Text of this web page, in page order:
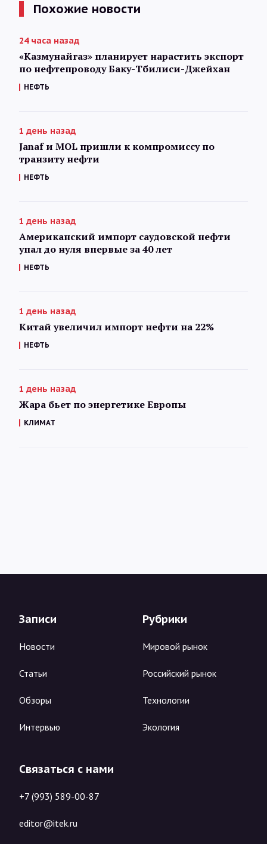
Похожие новости
24 часа назад
«Казмунайгаз» планирует нарастить экспорт
по нефтепроводу Баку-Тбилиси-Джейхан
НЕФТЬ
1 день назад
Janaf и MOL пришли к компромиссу по
транзиту нефти
НЕФТЬ
1 день назад
Американский импорт саудовской нефти
упал до нуля впервые за 40 лет
НЕФТЬ
1 день назад
Китай увеличил импорт нефти на 22%
НЕФТЬ
1 день назад
Жара бьет по энергетике Европы
КЛИМАТ
Записи
Новости
Статьи
Обзоры
Интервью
Рубрики
Мировой рынок
Российский рынок
Технологии
Экология
Связаться с нами
+7 (993) 589-00-87
editor@itek.ru